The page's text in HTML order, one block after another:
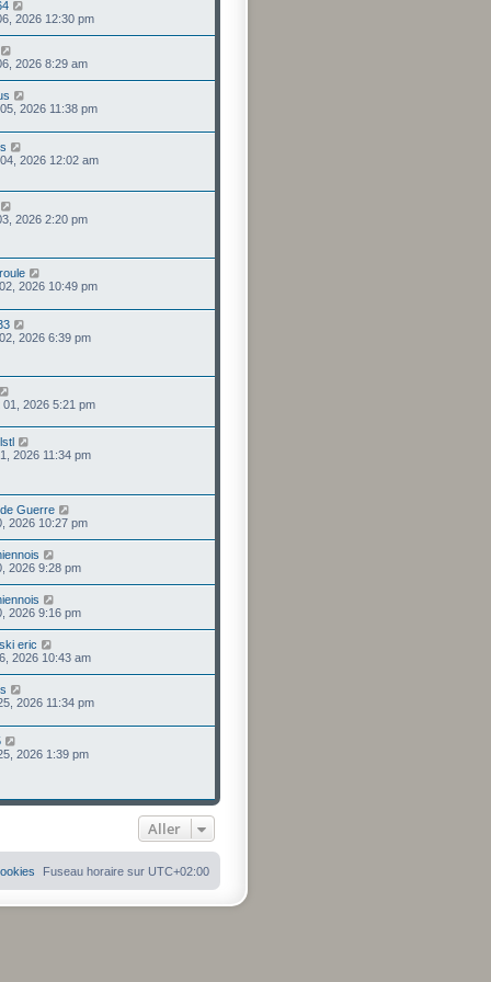
2026 12:30 pm
2026 8:29 am
2026 11:38 pm
2026 12:02 am
2026 2:20 pm
2026 10:49 pm
2026 6:39 pm
2026 5:21 pm
2026 11:34 pm
Guerre
2026 10:27 pm
2026 9:28 pm
2026 9:16 pm
eric
2026 10:43 am
2026 11:34 pm
2026 1:39 pm
Aller
Fuseau horaire sur UTC+02:00